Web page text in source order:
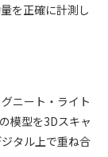
を正確に計測し
ニート・ライト
模型を3Dスキャ
タル上で重ね合